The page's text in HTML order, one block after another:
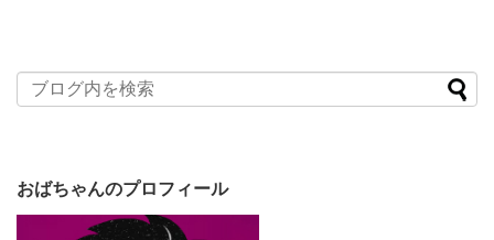
おばちゃんのプロフィール